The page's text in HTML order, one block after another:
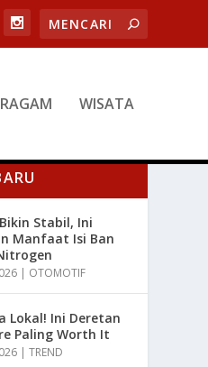
RAGAM WISATA
Stabil, Ini
Manfaat Isi Ban
| OTOMOTIF
Lokal! Ini Deretan
Paling Worth It
|TREND